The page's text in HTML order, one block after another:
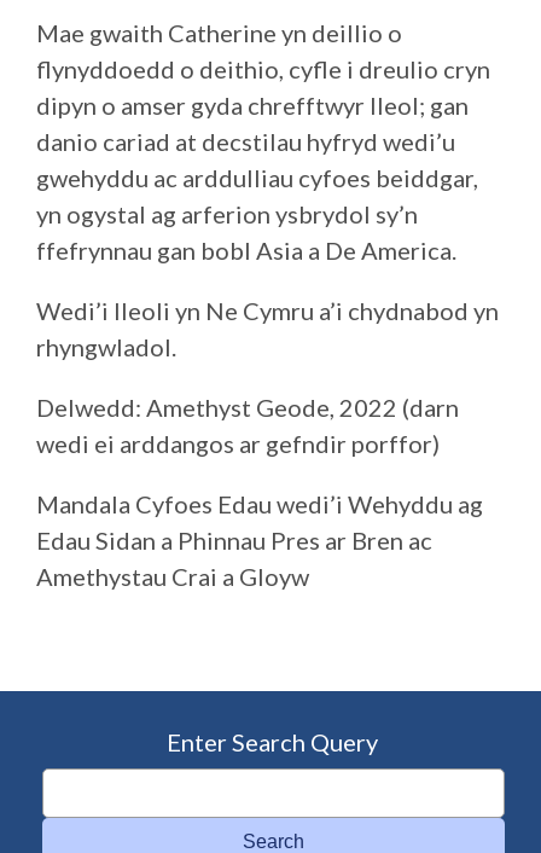
Mae gwaith Catherine yn deillio o
flynyddoedd o deithio, cyfle i dreulio cryn
dipyn o amser gyda chrefftwyr lleol; gan
danio cariad at decstilau hyfryd wedi’u
gwehyddu ac arddulliau cyfoes beiddgar,
yn ogystal ag arferion ysbrydol sy’n
ffefrynnau gan bobl Asia a De America.
Wedi’i lleoli yn Ne Cymru a’i chydnabod yn
rhyngwladol.
Delwedd: Amethyst Geode, 2022 (darn
wedi ei arddangos ar gefndir porffor)
Mandala Cyfoes Edau wedi’i Wehyddu ag
Edau Sidan a Phinnau Pres ar Bren ac
Amethystau Crai a Gloyw
Enter Search Query
Search